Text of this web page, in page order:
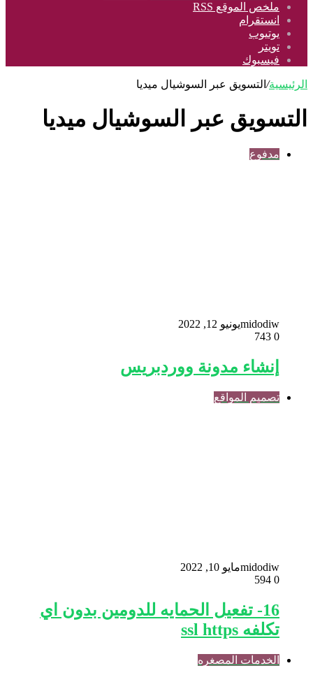
ملخص الموقع RSS
انستقرام
يوتيوب
تويتر
فيسبوك
الرئيسية/ التسويق عبر السوشيال ميديا
التسويق عبر السوشيال ميديا
مدفوع
midodiwيونيو 12, 2022
0
إنشاء مدونة ووردبريس
تصميم المواقع
midodiwمايو 10, 2022
0
16- تفعيل الحمايه للدومين بدون اي
تكلفه ssl https
الخدمات المصغره